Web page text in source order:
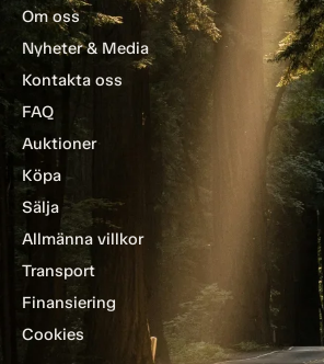
Om oss
Nyheter & Media
Kontakta oss
FAQ
Auktioner
Köpa
Sälja
Allmänna villkor
Transport
Finansiering
Cookies